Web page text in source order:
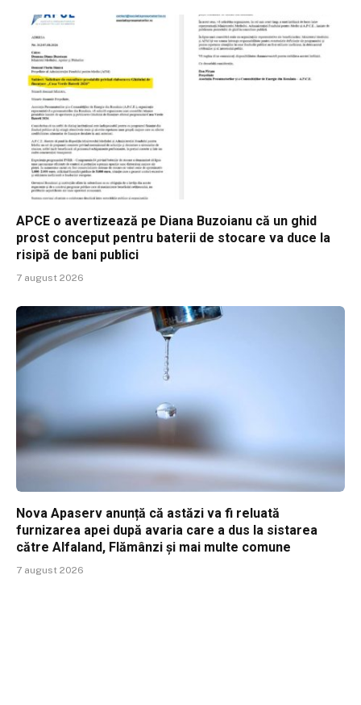
APCE o avertizează pe Diana Buzoianu că un ghid
prost conceput pentru baterii de stocare va duce la
risipă de bani publici
7 august 2026
Nova Apaserv anunță că astăzi va fi reluată
furnizarea apei după avaria care a dus la sistarea
către Alfaland, Flămânzi și mai multe comune
7 august 2026